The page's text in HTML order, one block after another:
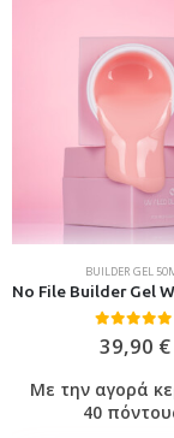
BUILDER GEL
0out of 5
39,90 €
Με την αγορά
40